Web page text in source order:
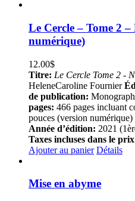
Le Cercle – Tome 2
numérique)
12.00$
Titre: Le Cercle Tome 2 -
HeleneCaroline Fournier
de publication:
pages: 466 pages incluant
pouces (version numérique)
Année d’édition: 2021
Taxes incluses dans le
Ajouter au panier Détails
Mise en abyme